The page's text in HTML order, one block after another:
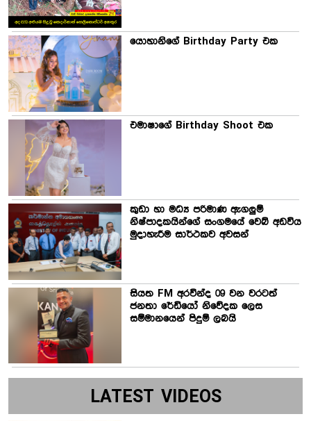
යොහානිගේ Birthday Party එක
එමාෂාගේ Birthday Shoot එක
කුඩා හා මධ්‍ය පරිමාණ ඇගලුම්
නිෂ්පාදකයින්ගේ සංගමයේ වෙබ් අඩවිය
මුදාහැරීම සාර්ථකව අවසන්
සියත FM අරවින්ද 09 වන වරටත්
ජනතා රේඩියෝ නිවේදක ලෙස
සම්මානයෙන් පිදුම් ලබයි
LATEST VIDEOS